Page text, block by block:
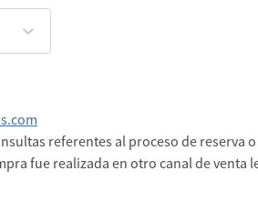
referentes al proceso de reserva
fue realizada en otro canal de